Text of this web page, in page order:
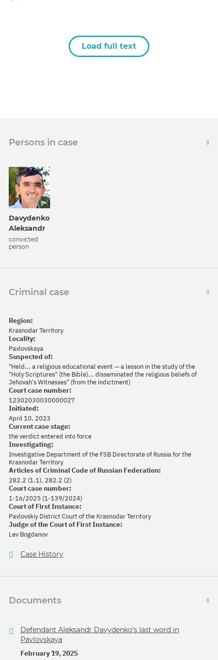
Load full text
Persons in case
Davydenko
Aleksandr
convicted
person
Criminal case
Region:
Krasnodar Territory
Locality:
Pavlovskaya
Suspected of:
"Held... a religious educational event — a lesson in the study of the
"Holy Scriptures" (the Bible)... disseminated the religious beliefs of
Jehovah's Witnesses" (from the indictment)
Court case number:
12302030030000027
Initiated:
April 10, 2023
Current case stage:
the verdict entered into force
Investigating:
Investigative Department of the FSB Directorate of Russia for the
Krasnodar Territory
Articles of Criminal Code of Russian Federation:
282.2 (1.1), 282.2 (2)
Court case number:
1-16/2025 (1-139/2024)
Court of First Instance:
Pavlovskiy District Court of the Krasnodar Territory
Judge of the Court of First Instance:
Lev Bogdanov
Case History
Documents
Defendant Aleksandr Davydenko's last word in
Pavlovskaya
February 19, 2025